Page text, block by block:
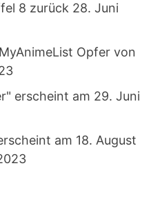
8 zurück 28. Juni
MyAnimeList Opfer von
erscheint am 29. Juni
am 18. August